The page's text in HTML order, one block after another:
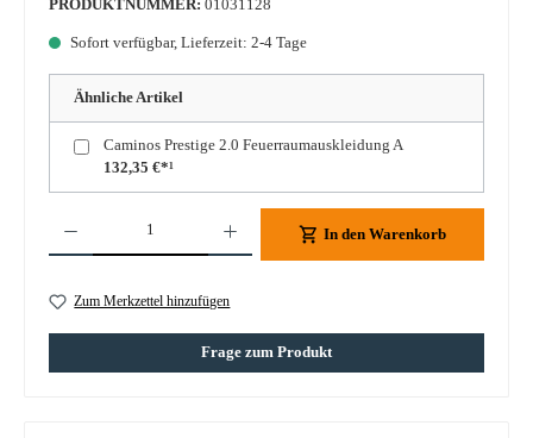
PRODUKTNUMMER: 01031128
Sofort verfügbar, Lieferzeit: 2-4 Tage
Ähnliche Artikel
Caminos Prestige 2.0 Feuerraumauskleidung A
132,35 €*¹
In den Warenkorb
Zum Merkzettel hinzufügen
Frage zum Produkt